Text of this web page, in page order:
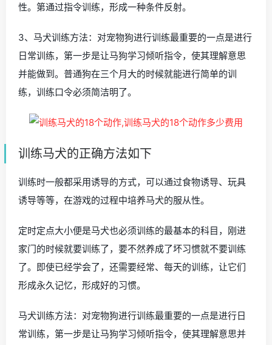
性。第通过指令训练，形成一种条件反射。
3、马犬训练方法：对宠物狗进行训练最重要的一点是进行
日常训练，第一步是让马狗学习倾听指令，使其理解意思
并能做到。普通狗在三个月大的时候就能进行简单的训
练，训练口令必须简洁明了。
训练马犬的正确方法如下
训练时一般都采用诱导的方式，可以通过食物诱导、玩具
诱导等等，在游戏的过程中培养马犬的服从性。
定时定点大小便是马犬也必须训练的最基本的科目，刚进
家门的时候就要训练了，要不然养成了坏习惯就不要训练
了。即使已经学会了，还需要经常、每天的训练，让它们
形成永久记忆，形成好的习惯。
马犬训练方法：对宠物狗进行训练最重要的一点是进行日
常训练，第一步是让马狗学习倾听指令，使其理解意思并